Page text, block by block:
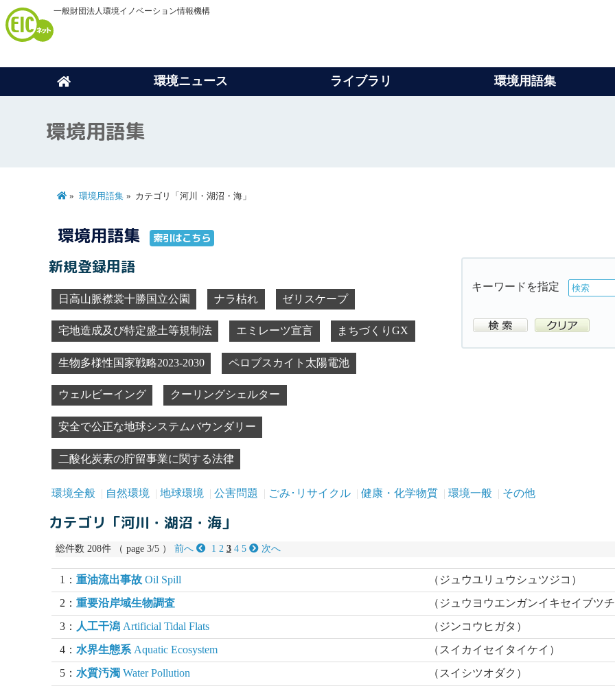
一般財団法人環境イノベーション情報機構
環境ニュース ライブラリ 環境用語集
環境用語集
環境用語集 カテゴリ「河川・湖沼・海」
環境用語集 索引はこちら
キーワードを指定
新規登録用語
日高山脈襟裳十勝国立公園 ナラ枯れ ゼリスケープ
宅地造成及び特定盛土等規制法 エミレーツ宣言 まちづくりGX
生物多様性国家戦略2023-2030 ペロブスカイト太陽電池
ウェルビーイング クーリングシェルター
安全で公正な地球システムバウンダリー
二酸化炭素の貯留事業に関する法律
環境全般 自然環境 地球環境 公害問題 ごみ･リサイクル 健康・化学物質 環境一般 その他
カテゴリ「河川・湖沼・海」
総件数 208件 （ page 3/5 ） 前へ 1 2 3 4 5 次へ
1：重油流出事故 Oil Spill
（ジュウユリュウシュツジコ）
2：重要沿岸域生物調査
（ジュウヨウエンガンイキセイブツチ
3： 人工干潟 Artificial Tidal Flats
（ジンコウヒガタ）
4： 水界生態系 Aquatic Ecosystem
（スイカイセイタイケイ）
5： 水質汚濁 Water Pollution
（スイシツオダク）